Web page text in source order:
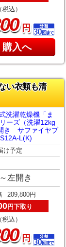
込）
円
購入へ
い衣類も清
洗濯乾燥機「ま
ーズ（洗濯12kg
き サファイヤブ
L(K)
け予定
左開き
209,800円
円下取り
込）
円